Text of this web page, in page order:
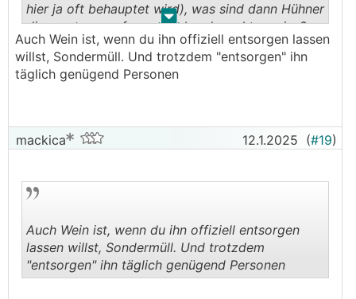
. .
hier ja oft behauptet wird), was sind dann Hühner
die so etwas gefressen haben korrekterweise?
Essen sollte man sie wohl dann nicht mehr. HBCD
ist bekanntlich bioakkumulierend.
Auch Wein ist, wenn du ihn offiziell entsorgen lassen
willst, Sondermüll. Und trotzdem "entsorgen" ihn
täglich genügend Personen
mackica 12.1.2025 (#19)
..
Auch Wein ist, wenn du ihn offiziell entsorgen
lassen willst, Sondermüll. Und trotzdem
"entsorgen" ihn täglich genügend Personen